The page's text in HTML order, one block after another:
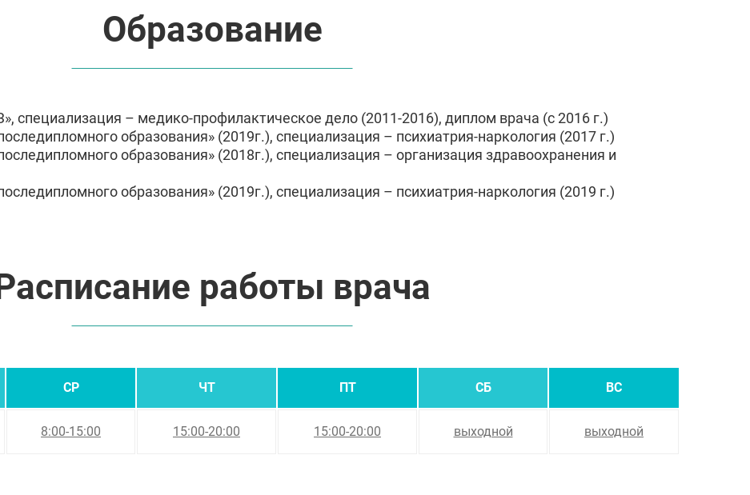
Образование
специализация – медико-профилактическое дело (2011-2016), диплом врача (с 2016 г.)
образования» (2019г.), специализация – психиатрия-наркология (2017 г.)
образования» (2018г.), специализация – организация здравоохранения и
образования» (2019г.), специализация – психиатрия-наркология (2019 г.)
работы врача
СР ЧТ ПТ СБ ВС
8:00-15:00 15:00-20:00 15:00-20:00 выходной выходной